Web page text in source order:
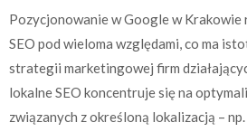
Pozycjonowanie w Google w Krakowie
SEO pod wieloma względami, co ma
strategii marketingowej firm
lokalne SEO koncentruje się na
związanych z określoną lokalizacją –